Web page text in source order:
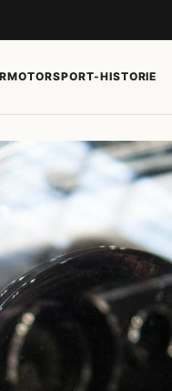
MOTORSPORT-HISTORIE